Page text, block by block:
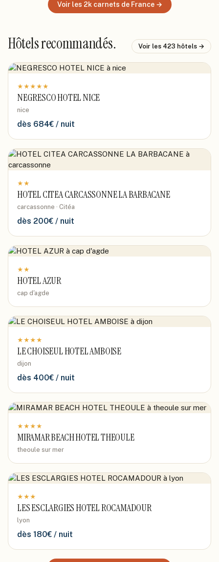
Voir les 2kcarnets de France→
Hôtels recommandés. Voir les 423 hôtels →
★ ★ ★ ★ ★
NEGRESCO HOTEL NICE
nice
dès 684€ / nuit
★ ★
HOTEL CITEA CARCASSONNE LA BARBACANE
carcassonne · Citéa
dès 200€ / nuit
★ ★
HOTEL AZUR
cap d'agde
★ ★ ★ ★
LE CHOISEUL HOTEL AMBOISE
dijon
dès 400€ / nuit
★ ★ ★ ★
MIRAMAR BEACH HOTEL THEOULE
theoule sur mer
★ ★ ★
LES ESCLARGIES HOTEL ROCAMADOUR
lyon
dès 180€ / nuit